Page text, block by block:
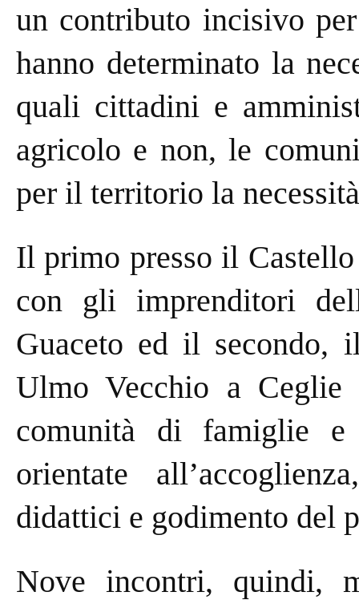
un contributo incisivo
hanno determinato la
quali cittadini e
agricolo e non, le
per il territorio la
Il primo presso il
con gli imprenditori
Guaceto ed il secondo,
Ulmo Vecchio a Ceglie
comunità di famiglie
orientate
didattici e godimento del
Nove incontri, quindi,